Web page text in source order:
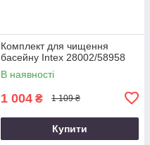
Комплект для чищення
басейну Intex 28002/58958
В наявності
1 004 ₴ 1 109 ₴
Купити